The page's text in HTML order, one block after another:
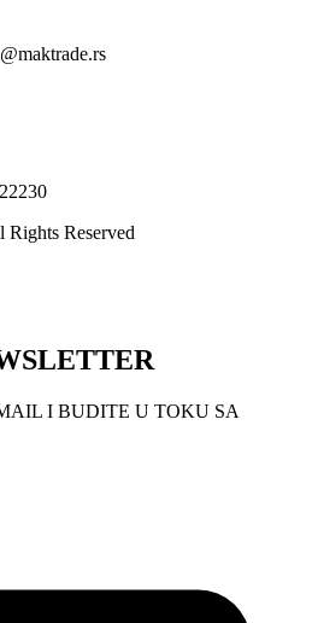
Reserved
I BUDITE U TOKU SA